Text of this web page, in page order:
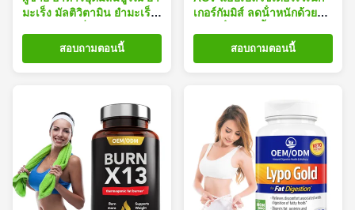
มะเร็ง มัลติวิตามิน ยํามะเร็ง
เนื้อ ความทนทาน
สอบถามตอนนี้
เกอร์กัมมิส์ ลดน้ําหนักด้วยสา
สอบถามตอนนี้